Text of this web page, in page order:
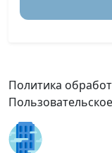
Политика